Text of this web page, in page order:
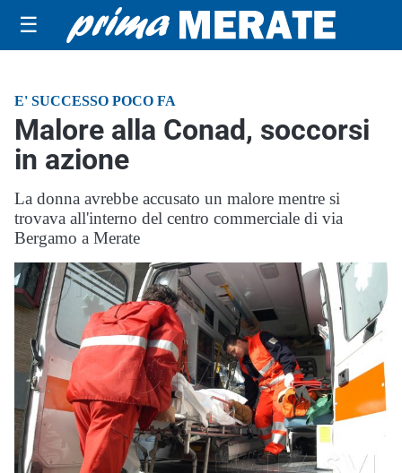
☰
E' SUCCESSO POCO FA
Malore alla Conad, soccorsi
in azione
La donna avrebbe accusato un malore mentre si
trovava all'interno del centro commerciale di via
Bergamo a Merate